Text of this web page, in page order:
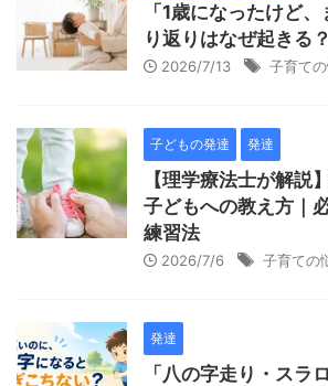
「1歳になったけど
り返りはなぜ起きる？
2026/7/13 子育て
子どもの発達 発達
【理学療法士が解説
子どもへの教え方｜
練習法
2026/7/6 子育ての
発達
「八の字走り・スラ